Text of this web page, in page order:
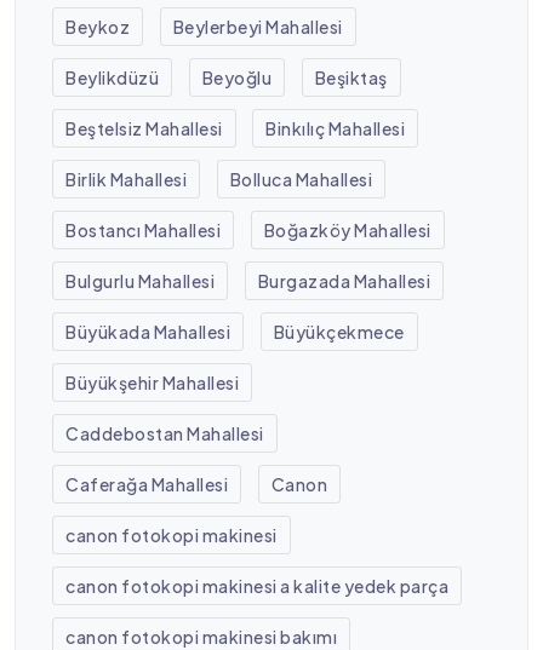
Beykoz Beylerbeyi Mahallesi
Beylikdüzü Beyoğlu Beşiktaş
Beştelsiz Mahallesi Binkılıç Mahallesi
Birlik Mahallesi Bolluca Mahallesi
Bostancı Mahallesi Boğazköy Mahallesi
Bulgurlu Mahallesi Burgazada Mahallesi
Büyükada Mahallesi Büyükçekmece
Büyükşehir Mahallesi
Caddebostan Mahallesi
Caferağa Mahallesi Canon
canon fotokopi makinesi
canon fotokopi makinesi a kalite yedek parça
canon fotokopi makinesi bakımı